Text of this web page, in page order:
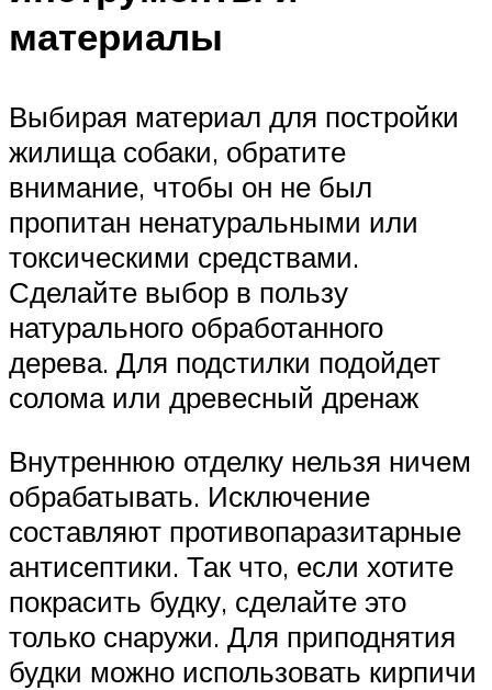
материалы
Выбирая материал для постройки
жилища собаки, обратите
внимание, чтобы он не был
пропитан ненатуральными или
токсическими средствами.
Сделайте выбор в пользу
натурального обработанного
дерева. Для подстилки подойдет
солома или древесный дренаж
Внутреннюю отделку нельзя ничем
обрабатывать. Исключение
составляют противопаразитарные
антисептики. Так что, если хотите
покрасить будку, сделайте это
только снаружи. Для приподнятия
будки можно использовать кирпичи